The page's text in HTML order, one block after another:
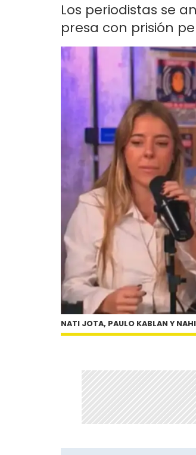
Los periodistas se
presa con prisión
NATI JOTA, PAULO KABLAN Y